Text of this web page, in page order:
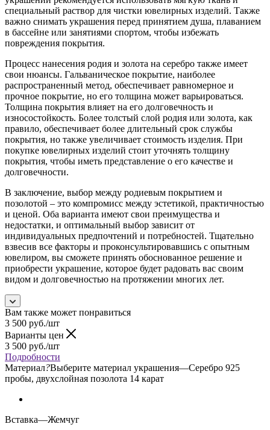
специальный раствор для чистки ювелирных изделий. Также
важно снимать украшения перед принятием душа, плаванием
в бассейне или занятиями спортом, чтобы избежать
повреждения покрытия.
Процесс нанесения родия и золота на серебро также имеет
свои нюансы. Гальваническое покрытие, наиболее
распространенный метод, обеспечивает равномерное и
прочное покрытие, но его толщина может варьироваться.
Толщина покрытия влияет на его долговечность и
износостойкость. Более толстый слой родия или золота, как
правило, обеспечивает более длительный срок службы
покрытия, но также увеличивает стоимость изделия. При
покупке ювелирных изделий стоит уточнять толщину
покрытия, чтобы иметь представление о его качестве и
долговечности.
В заключение, выбор между родиевым покрытием и
позолотой – это компромисс между эстетикой, практичностью
и ценой. Оба варианта имеют свои преимущества и
недостатки, и оптимальный выбор зависит от
индивидуальных предпочтений и потребностей. Тщательно
взвесив все факторы и проконсультировавшись с опытным
ювелиром, вы сможете принять обоснованное решение и
приобрести украшение, которое будет радовать вас своим
видом и долговечностью на протяжении многих лет.
Вам также может понравиться
3 500 руб./шт
Варианты цен
3 500 руб./шт
Подробности
Материал?Выберите материал украшения—Серебро 925
пробы, двухслойная позолота 14 карат
Вставка—Жемчуг